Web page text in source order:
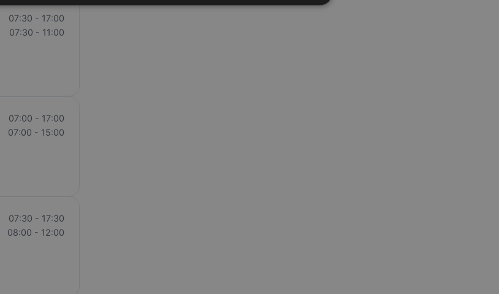
07:30 - 17:00
07:30 - 11:00
07:00 - 17:00
07:00 - 15:00
07:30 - 17:30
08:00 - 12:00